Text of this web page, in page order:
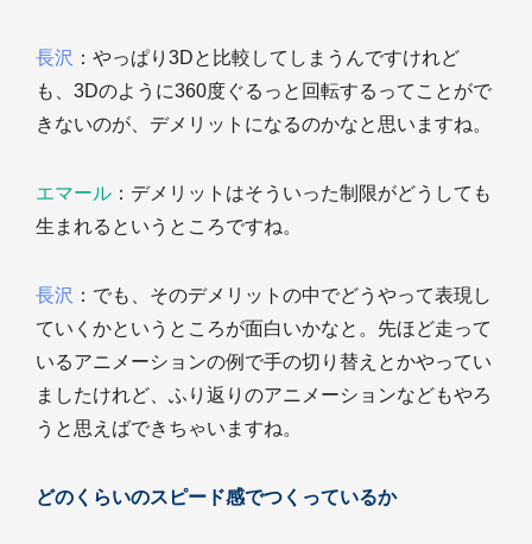
長沢 ：やっぱり3Dと比較してしまうんですけれど
も、3Dのように360度ぐるっと回転するってことがで
きないのが、デメリットになるのかなと思いますね。
エマール ：デメリットはそういった制限がどうしても
生まれるというところですね。
長沢 ：でも、そのデメリットの中でどうやって表現し
ていくかというところが面白いかなと。先ほど走って
いるアニメーションの例で手の切り替えとかやってい
ましたけれど、ふり返りのアニメーションなどもやろ
うと思えばできちゃいますね。
どのくらいのスピード感でつくっているか